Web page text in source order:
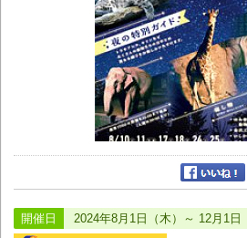
開催日 2024年8月1日（木）～ 12月1日